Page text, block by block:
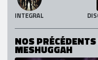
INTEGRAL
NOS
MESHUGGAH